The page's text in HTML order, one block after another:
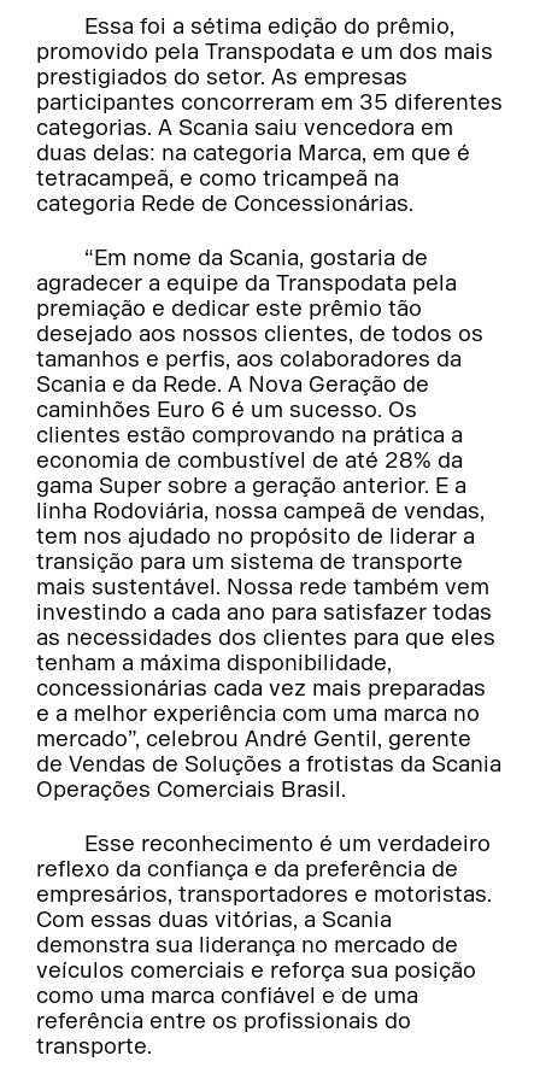
Essa foi a sétima edição do prêmio,
promovido pela Transpodata e um dos mais
prestigiados do setor. As empresas
participantes concorreram em 35 diferentes
categorias. A Scania saiu vencedora em
duas delas: na categoria Marca, em que é
tetracampeã, e como tricampeã na
categoria Rede de Concessionárias.
“Em nome da Scania, gostaria de
agradecer a equipe da Transpodata pela
premiação e dedicar este prêmio tão
desejado aos nossos clientes, de todos os
tamanhos e perfis, aos colaboradores da
Scania e da Rede. A Nova Geração de
caminhões Euro 6 é um sucesso. Os
clientes estão comprovando na prática a
economia de combustível de até 28% da
gama Super sobre a geração anterior. E a
linha Rodoviária, nossa campeã de vendas,
tem nos ajudado no propósito de liderar a
transição para um sistema de transporte
mais sustentável. Nossa rede também vem
investindo a cada ano para satisfazer todas
as necessidades dos clientes para que eles
tenham a máxima disponibilidade,
concessionárias cada vez mais preparadas
e a melhor experiência com uma marca no
mercado”, celebrou André Gentil, gerente
de Vendas de Soluções a frotistas da Scania
Operações Comerciais Brasil.
Esse reconhecimento é um verdadeiro
reflexo da confiança e da preferência de
empresários, transportadores e motoristas.
Com essas duas vitórias, a Scania
demonstra sua liderança no mercado de
veículos comerciais e reforça sua posição
como uma marca confiável e de uma
referência entre os profissionais do
transporte.